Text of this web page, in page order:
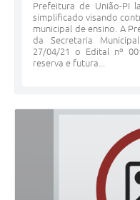
Prefeitura de União-PI
simplificado visando
municipal de ensino. A
da Secretaria
27/04/21 o Edital nº
reserva e futura...